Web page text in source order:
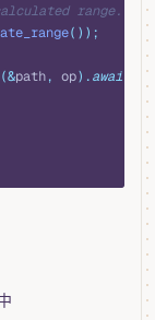
range.
());
(&path, op).await
})